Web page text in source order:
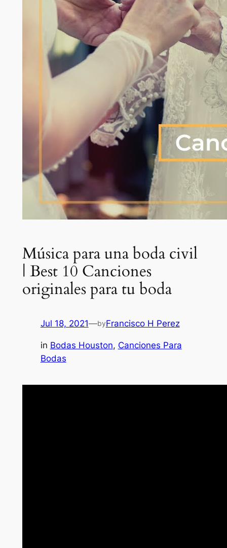
Música para una boda civil
| Best 10 Canciones
originales para tu boda
Jul 18, 2021—byFrancisco H Perez
in Bodas Houston, Canciones Para
Bodas